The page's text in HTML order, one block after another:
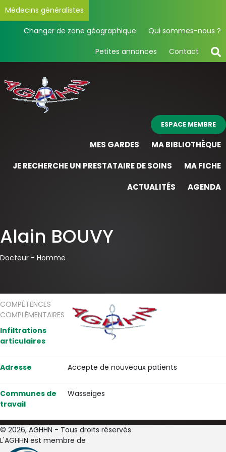
Médecins généralistes
Changer de zone géographique Qui sommes-nous ?
Petites annonces Contact
ESPACE MEMBRE
MES GARDES
MA BIBLIOTHÈQUE
JE RECHERCHE UN PRESTATAIRE DE SOINS
MA FICHE
ACTUALITÉS
AGENDA
Alain BOUVY
Docteur - Homme
COMPÉTENCES
COMPLÉMENTAIRES
Infiltrations
articulaires
Adresse Accepte de nouveaux patients
Communes de
travail
Wasseiges
© 2026, AGHHN - Tous droits réservés
L'AGHHN est membre de